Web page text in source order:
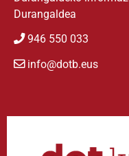
Durangaldea
946 550 033
info@dotb.eus